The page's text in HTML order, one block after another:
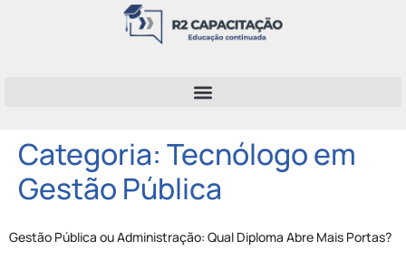
Categoria: Tecnólogo em
Gestão Pública
Gestão Pública ou Administração: Qual Diploma Abre Mais Portas?